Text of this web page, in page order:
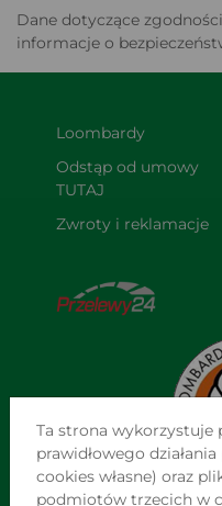
Dane dotyczące
informacje o
Loombardy
Odstąp od umowy
TUTAJ
Zwroty i reklamacje
Ta strona wykorzystuje
prawidłowego
cookies własne) oraz
podmiotów trzecich w